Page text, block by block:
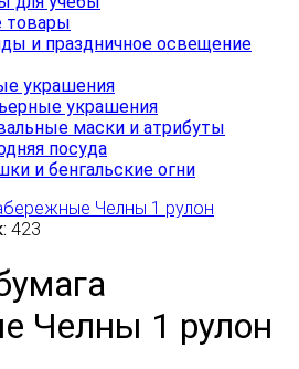
товары
и праздничное освещение
украшения
украшения
маски и атрибуты
посуда
и бенгальские огни
423
Челны 1 рулон